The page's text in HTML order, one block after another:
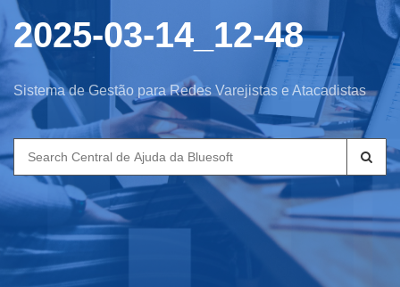
2025-03-14_12-48
Sistema de Gestão para Redes Varejistas e Atacadistas
Search
for: